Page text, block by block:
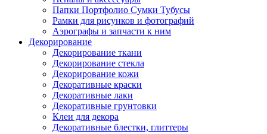
Папки Портфолио Сумки Тубусы
Рамки для рисунков и фотографий
Аэрографы и запчасти к ним
Декорирование
Декорирование ткани
Декорирование стекла
Декорирование кожи
Декоративные краски
Декоративные лаки
Декоративные грунтовки
Клеи для декора
Декоративные блестки, глиттеры